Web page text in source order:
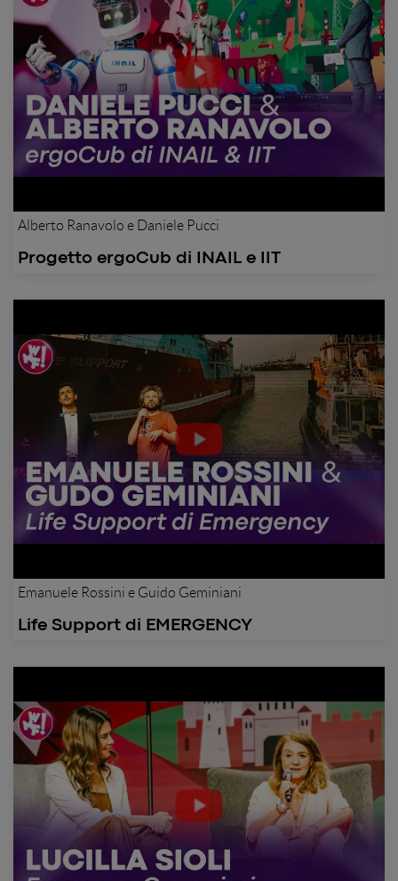
Alberto Ranavolo e Daniele Pucci
Progetto ergoCub di INAIL e IIT
Emanuele Rossini e Guido Geminiani
Life Support di EMERGENCY